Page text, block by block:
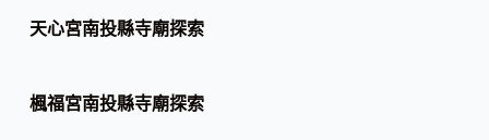
天心宮南投縣寺廟探索
楓福宮南投縣寺廟探索